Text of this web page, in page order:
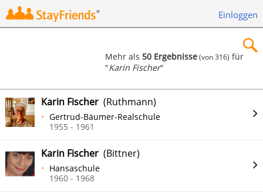
Einloggen
Suchen
Mehr als 50 Ergebnisse (von 316) für
"Karin Fischer"
Karin Fischer (Ruthmann)
Gertrud-Bäumer-Realschule
1955 - 1961
Karin Fischer (Bittner)
Hansaschule
1960 - 1968